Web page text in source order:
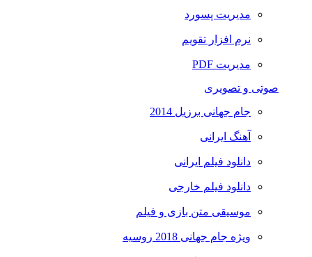
مدیریت پسورد
نرم افزار تقویم
مدیریت PDF
صوتی و تصویری
جام جهانی برزیل 2014
آهنگ ایرانی
دانلود فیلم ایرانی
دانلود فیلم خارجی
موسیقی متن بازی و فیلم
ویژه جام جهانی 2018 روسیه